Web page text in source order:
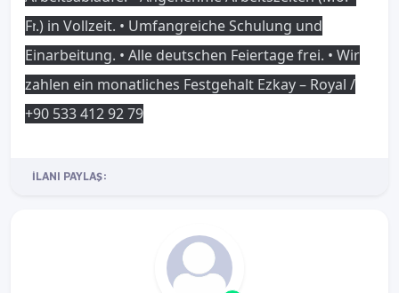
Fr.) in Vollzeit. • Umfangreiche Schulung und
Einarbeitung. • Alle deutschen Feiertage frei. • Wir
zahlen ein monatliches Festgehalt Ezkay – Royal /
+90 533 412 92 79
İLANI PAYLAŞ: